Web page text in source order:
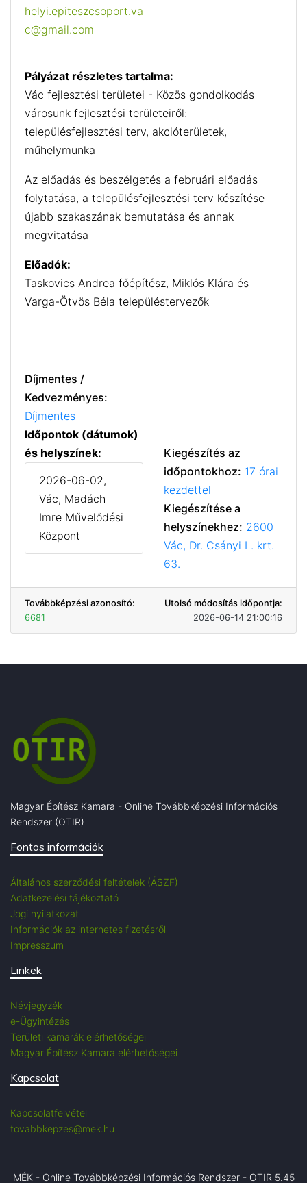
helyi.epiteszcsoport.va
c@gmail.com
Pályázat részletes tartalma:
Vác fejlesztési területei - Közös gondolkodás
városunk fejlesztési területeiről:
településfejlesztési terv, akcióterületek,
műhelymunka
Az előadás és beszélgetés a februári előadás
folytatása, a településfejlesztési terv készítése
újabb szakaszának bemutatása és annak
megvitatása
Előadók:
Taskovics Andrea főépítész, Miklós Klára és
Varga-Ötvös Béla településtervezők
Díjmentes /
Kedvezményes:
Díjmentes
Időpontok (dátumok)
és helyszínek:
2026-06-02,
Vác, Madách
Imre Művelődési
Központ
Kiegészítés az
időpontokhoz: 17 órai
kezdettel
Kiegészítése a
helyszínekhez: 2600
Vác, Dr. Csányi L. krt.
63.
Továbbképzési azonosító:
6681
Utolsó módosítás időpontja:
2026-06-14 21:00:16
Magyar Építész Kamara - Online Továbbképzési Információs
Rendszer (OTIR)
Fontos információk
Általános szerződési feltételek (ÁSZF)
Adatkezelési tájékoztató
Jogi nyilatkozat
Információk az internetes fizetésről
Impresszum
Linkek
Névjegyzék
e-Ügyintézés
Területi kamarák elérhetőségei
Magyar Építész Kamara elérhetőségei
Kapcsolat
Kapcsolatfelvétel
tovabbkepzes@mek.hu
MÉK - Online Továbbképzési Információs Rendszer - OTIR 5.45